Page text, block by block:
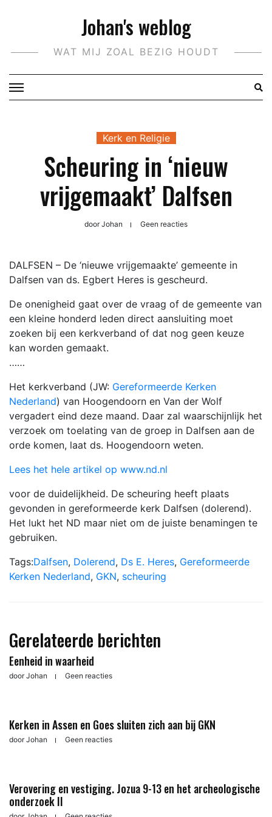
Johan's weblog
WAT MIJ ZOAL BEZIG HOUDT
Kerk en Religie
Scheuring in ‘nieuw
vrijgemaakt’ Dalfsen
doorJohan Geen reacties
DALFSEN – De ‘nieuwe vrijgemaakte’ gemeente in
Dalfsen van ds. Egbert Heres is gescheurd.
De onenigheid gaat over de vraag of de gemeente van
een kleine honderd leden direct aansluiting moet
zoeken bij een kerkverband of dat nog geen keuze
kan worden gemaakt.
……
Het kerkverband (JW: Gereformeerde Kerken
Nederland) van Hoogendoorn en Van der Wolf
vergadert eind deze maand. Daar zal waarschijnlijk het
verzoek om toelating van de groep in Dalfsen aan de
orde komen, laat ds. Hoogendoorn weten.
Lees het hele artikel op www.nd.nl
voor de duidelijkheid. De scheuring heeft plaats
gevonden in gereformeerde kerk Dalfsen (dolerend).
Het lukt het ND maar niet om de juiste benamingen te
gebruiken.
Tags:Dalfsen, Dolerend, Ds E. Heres, Gereformeerde
Kerken Nederland, GKN, scheuring
Gerelateerde berichten
Eenheid in waarheid
doorJohan Geen reacties
Kerken in Assen en Goes sluiten zich aan bij GKN
doorJohan Geen reacties
Verovering en vestiging. Jozua 9-13 en het archeologische
onderzoek II